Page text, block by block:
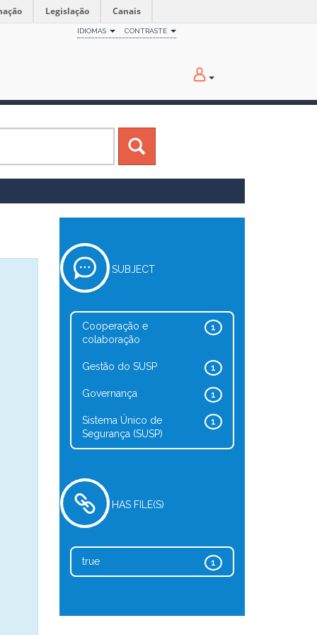
Legislação Canais
IDIOMAS CONTRASTE
SUBJECT
1
Cooperação e
colaboração
1
Gestão do SUSP
1
Governança
1
Sistema Único de
Segurança (SUSP)
HAS FILE(S)
1
true